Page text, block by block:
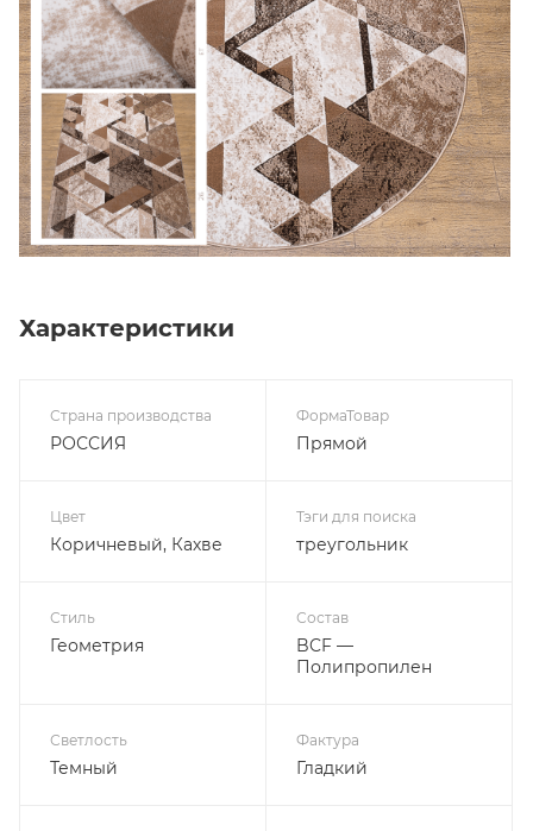
Характеристики
Страна производства
РОССИЯ
ФормаТовар
Прямой
Цвет
Коричневый, Кахве
Тэги для поиска
треугольник
Стиль
Геометрия
Состав
BCF —
Полипропилен
Светлость
Темный
Фактура
Гладкий